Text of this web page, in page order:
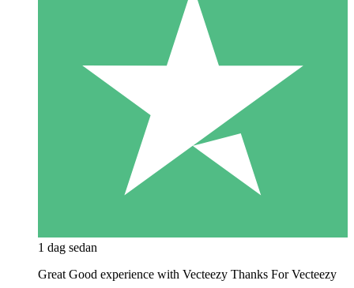
1 dag sedan
Great Good experience with Vecteezy Thanks For Vecteezy